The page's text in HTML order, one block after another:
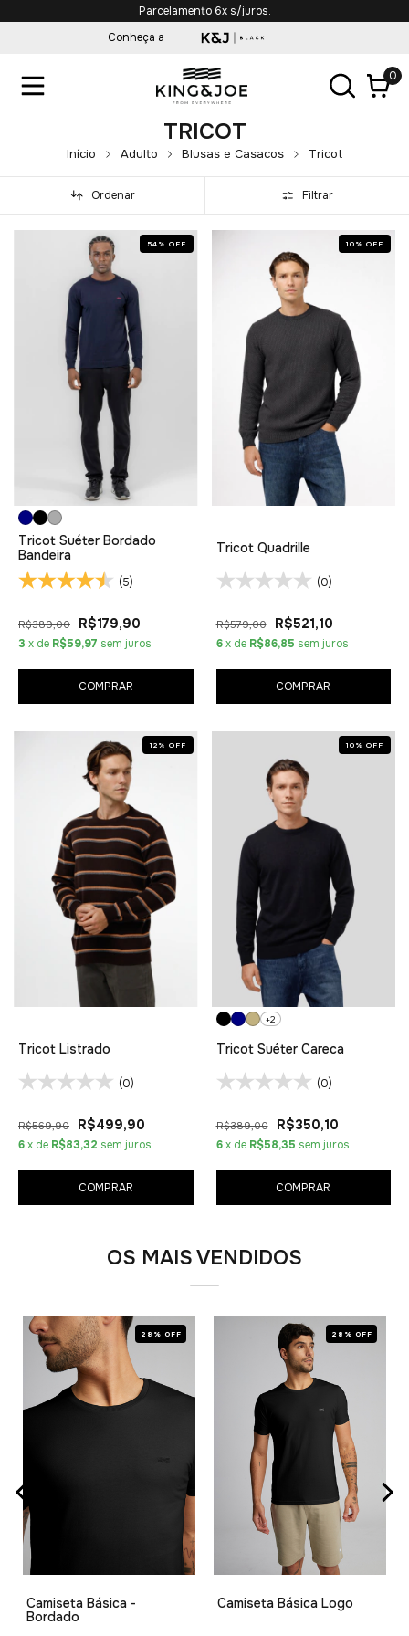
Parcelamento 6x s/juros.
Conheça a
0
TRICOT
Início Adulto Blusas e Casacos Tricot
Ordenar Filtrar
54 % OFF
Tricot Suéter Bordado
Bandeira
(5)
R$389,00 R$179,90
3 x de R$59,97 sem juros
COMPRAR
10 % OFF
Tricot Quadrille
(0)
R$579,00 R$521,10
6 x de R$86,85 sem juros
COMPRAR
12 % OFF
Tricot Listrado
(0)
R$569,90 R$499,90
6x de R$83,32 sem juros
COMPRAR
10 % OFF
+2
Tricot Suéter Careca
(0)
R$389,00 R$350,10
6 x de R$58,35 sem juros
COMPRAR
OS MAIS VENDIDOS
28% OFF
Camiseta Básica -
Bordado
28% OFF
Camiseta Básica Logo